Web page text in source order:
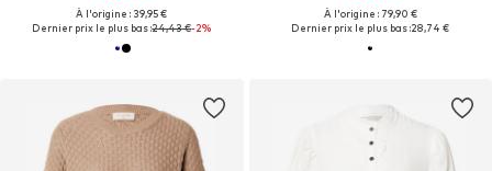
À l'origine : 39,95 €
Dernier prix le plus bas :24,43 €-2%
À l'origine : 79,90 €
Dernier prix le plus bas :28,74 €